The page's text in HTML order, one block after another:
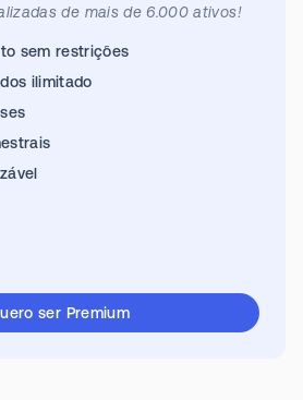
de mais de 6.000 ativos!
sem restrições
ilimitado
ser Premium